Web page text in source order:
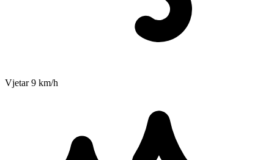
Vjetar 9 km/h